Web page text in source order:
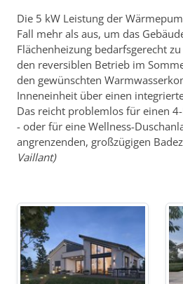
Die 5 kW Leistung der
Fall mehr als aus, um das
Flächenheizung bedarfsgerecht
den reversiblen Betrieb im
den gewünschten
Inneneinheit über einen
Das reicht problemlos für einen
- oder für eine Wellness-
angrenzenden, großzügigen
Vaillant)